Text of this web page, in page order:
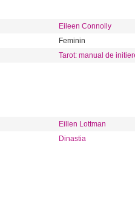
Eileen Connolly
Feminin
Tarot: manual de
Eillen Lottman
Dinastia